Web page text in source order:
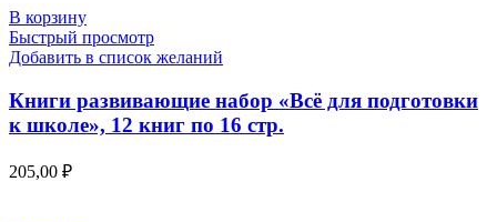
В корзину
Быстрый просмотр
Добавить в список желаний
Книги развивающие набор «Всё для подготовки
к школе», 12 книг по 16 стр.
205,00 ₽